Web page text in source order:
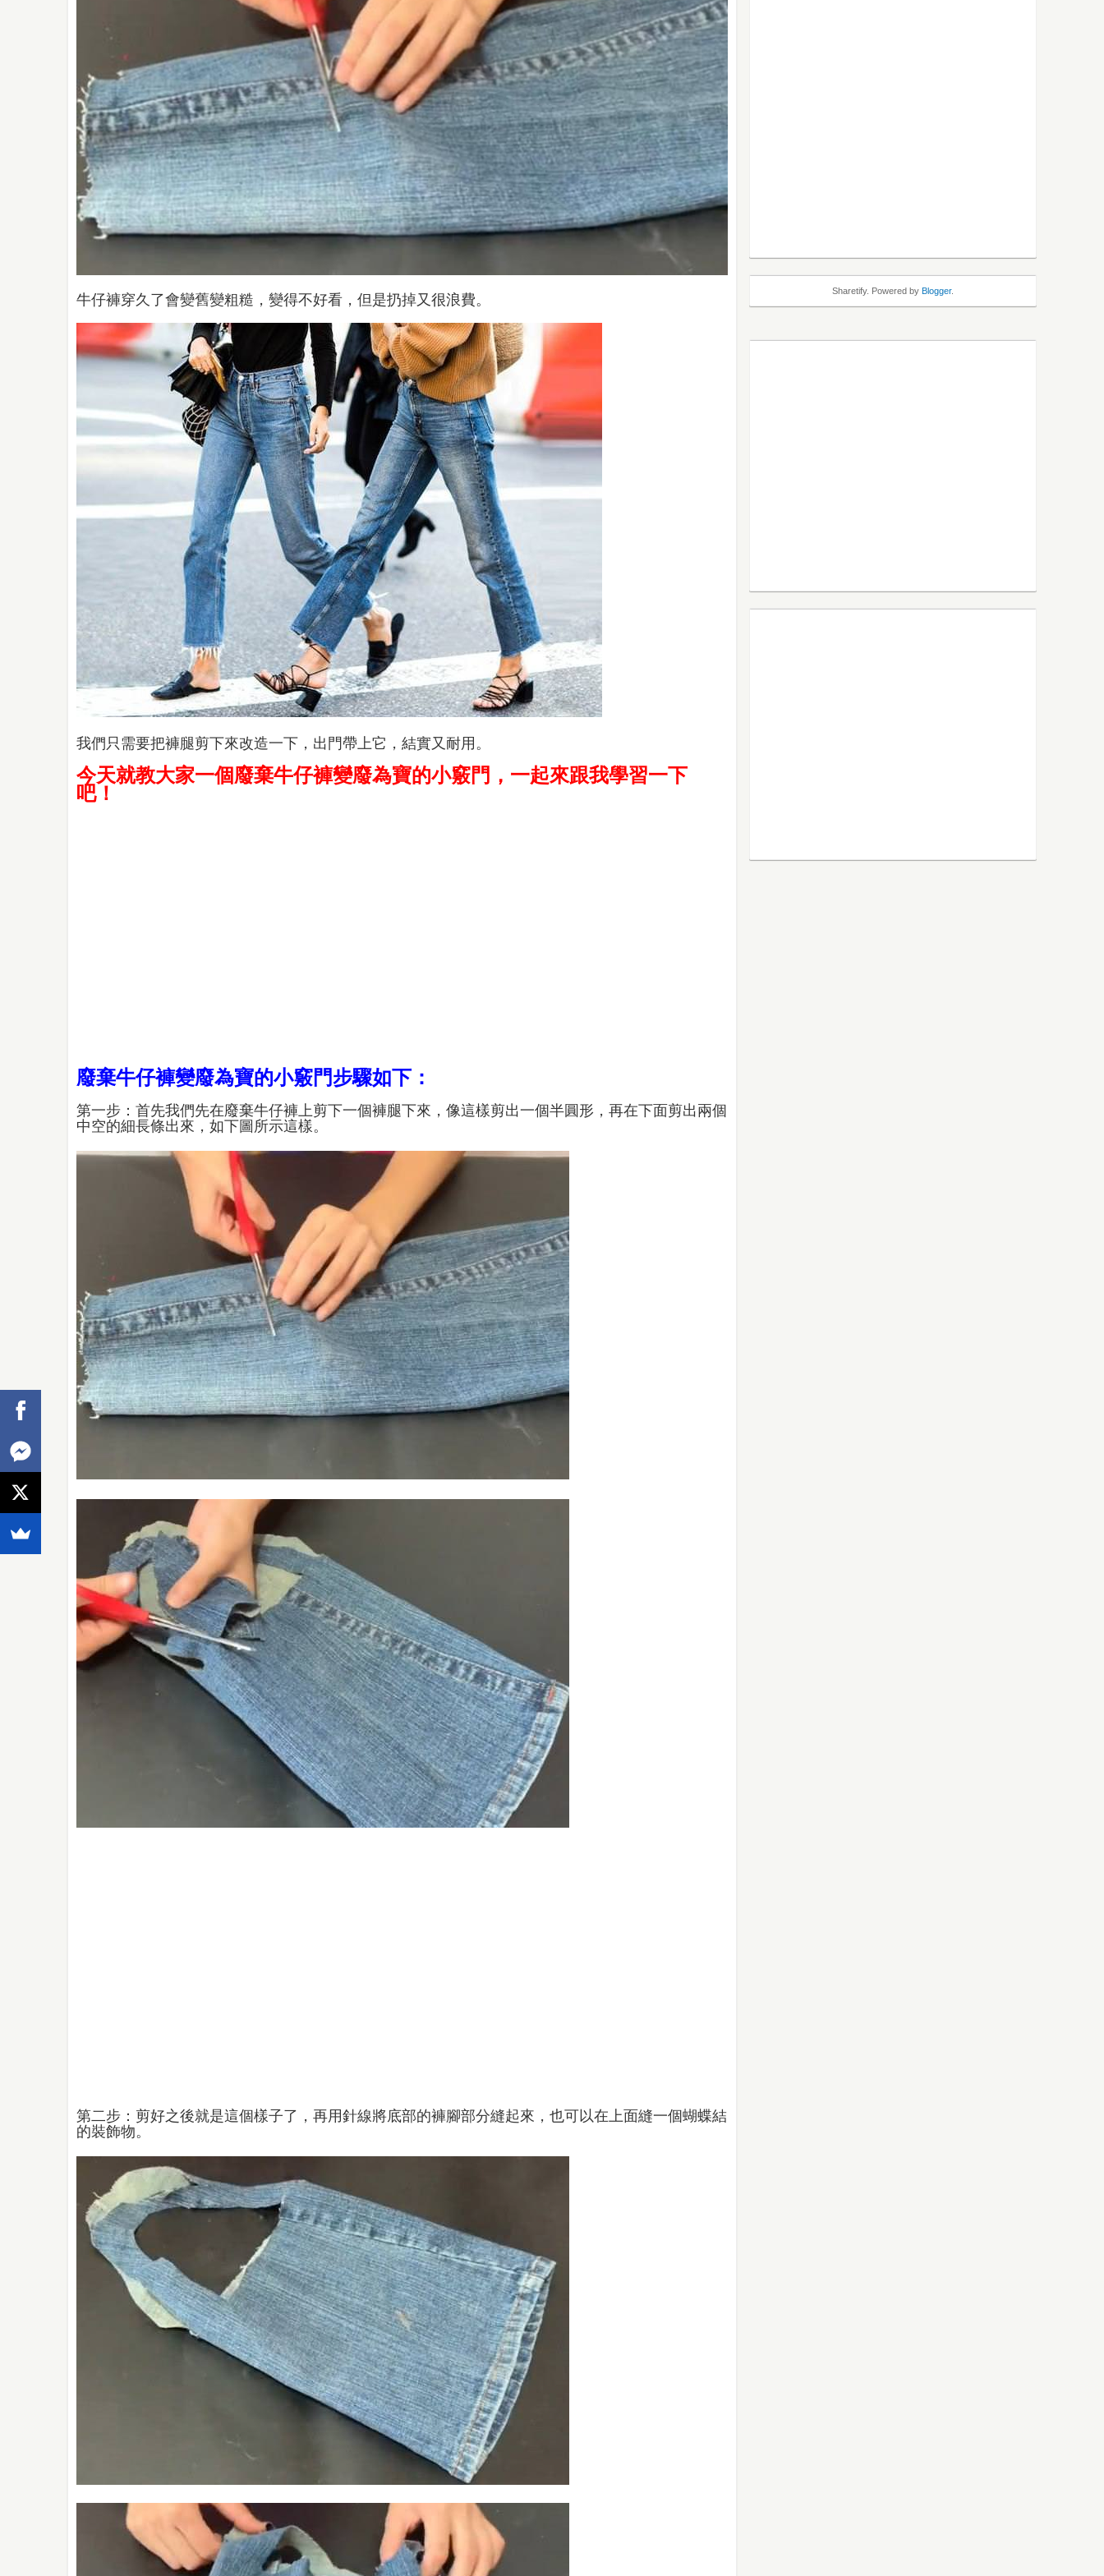
牛仔褲穿久了會變舊變粗糙，變得不好看，但是扔掉又很浪費。
我們只需要把褲腿剪下來改造一下，出門帶上它，結實又耐用。
今天就教大家一個廢棄牛仔褲變廢為寶的小竅門，一起來跟我學習一下
吧！
廢棄牛仔褲變廢為寶的小竅門步驟如下：
第一步：首先我們先在廢棄牛仔褲上剪下一個褲腿下來，像這樣剪出一個半圓形，再在下面剪出兩個
中空的細長條出來，如下圖所示這樣。
第二步：剪好之後就是這個樣子了，再用針線將底部的褲腳部分縫起來，也可以在上面縫一個蝴蝶結
的裝飾物。
Sharetify. Powered by Blogger.